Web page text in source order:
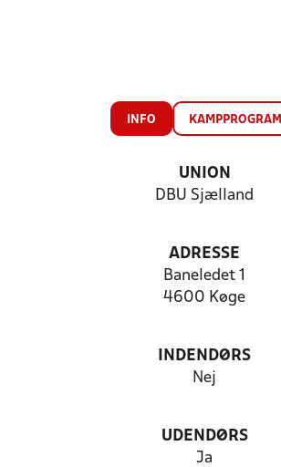
INFO KAMPPROGRAM
UNION
DBU Sjælland
ADRESSE
Baneledet 1
4600 Køge
INDENDØRS
Nej
UDENDØRS
Ja